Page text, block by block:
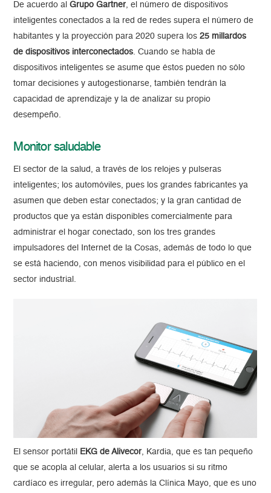
De acuerdo alGrupo Gartner, el número de dispositivos
inteligentes conectados a la red de redes supera el número de
habitantes y la proyección para 2020 supera los25 millardos
de dispositivos interconectados. Cuando se habla de
dispositivos inteligentes se asume que éstos pueden no sólo
tomar decisiones y autogestionarse, también tendrán la
capacidad de aprendizaje y la de analizar su propio
desempeño.
Monitor saludable
El sector de la salud, a través de los relojes y pulseras
inteligentes; los automóviles, pues los grandes fabricantes ya
asumen que deben estar conectados; y la gran cantidad de
productos que ya están disponibles comercialmente para
administrar el hogar conectado, son los tres grandes
impulsadores del Internet de la Cosas, además de todo lo que
se está haciendo, con menos visibilidad para el público en el
sector industrial.
El sensor portátil EKG de Alivecor, Kardia, que es tan pequeño
que se acopla al celular, alerta a los usuarios si su ritmo
cardíaco es irregular, pero además la Clínica Mayo, que es uno